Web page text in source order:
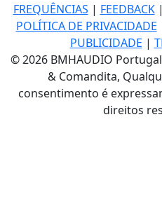
FREQUÊNCIAS | FEEDBACK|
POLÍTICA DE PRIVACIDADE
PUBLICIDADE |
© 2026 BMHAUDIO
& Comandita,
consentimento é
direitos